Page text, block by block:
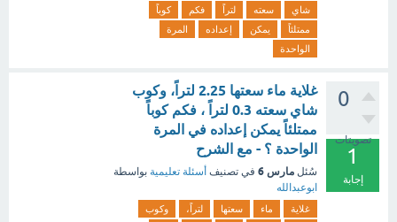
شاي
سعته لتراً فكم
كوباً
ممتلئاً
يمكن إعداده
المرة
الواحدة
0
تصويتات
1
إجابة
غلاية ماء سعتها 2.25 لتراً، وكوب
شاي سعته 0.3 لتراً ، فكم كوباً
ممتلئاً يمكن إعداده في المرة
الواحدة ؟ - مع الشرح
سُئل مارس 6 في تصنيف أسئلة تعليمية بواسطة
ابوعبدالله
غلاية ماء سعتها لتراً،
وكوب